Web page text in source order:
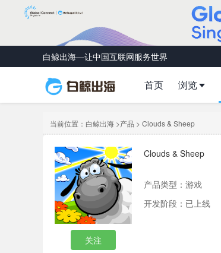
白鲸出海—让中国互联网服务世界
首页 浏览
当前位置： 白鲸出海 >产品 > Clouds & Sheep
关注
Clouds & Sheep
产品类型： 游戏
开发阶段：已上线